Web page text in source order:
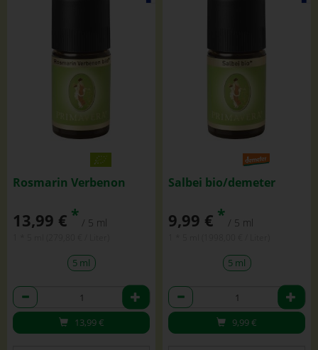
Rosmarin Verbenon
13,99 € * / 5 ml
5 ml
Anzahl
13,99€
Salbei bio/demeter
9,99 € * / 5 ml
5 ml
Anzahl
9,99€